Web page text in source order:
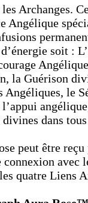
Archanges.
Angélique
soit :
la Guérison
Angéliques, le
dans
peut être
avec
quatre Liens